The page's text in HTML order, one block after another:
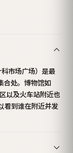
市场广场）是最
合处。博物馆如
及火车站附近也
看到谁在附近并发